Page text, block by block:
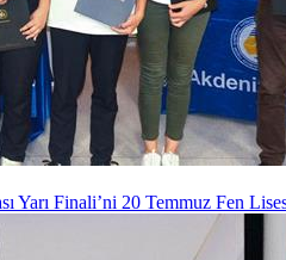
Yarı Finali’ni 20 Temmuz Fen